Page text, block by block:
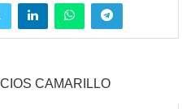
CAMARILLO